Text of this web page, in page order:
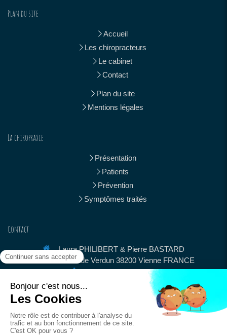
Plan du site
Accueil
Les chiropracteurs
Le cabinet
Contact
Plan du site
Mentions légales
La chiropraxie
Présentation
Patients
Prévention
Symptômes traités
Contact
Laura PHILIBERT & Pierre BASTARD
17 Cours de Verdun 38200 Vienne FRANCE
Afficher le téléphone
chiropraxievienne@gmail.com
LesLundi,Mardi de9h à19h30
Ouvert pendant les vacances scolaires